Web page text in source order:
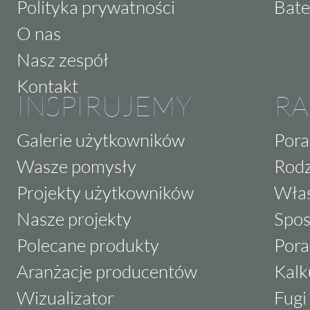
Polityka prywatności
O nas
Nasz zespół
Kontakt
INSPIRUJEMY
Galerie użytkowników
Wasze pomysły
Projekty użytkowników
Nasze projekty
Polecane produkty
Aranżacje producentów
Wizualizator